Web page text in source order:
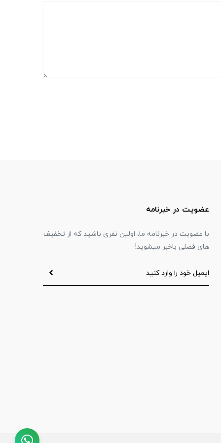
عضویت در خبرنامه
با عضویت در خبرنامه ما، اولین نفری باشید که از تخفیف
های فصلی باخبر میشوید!